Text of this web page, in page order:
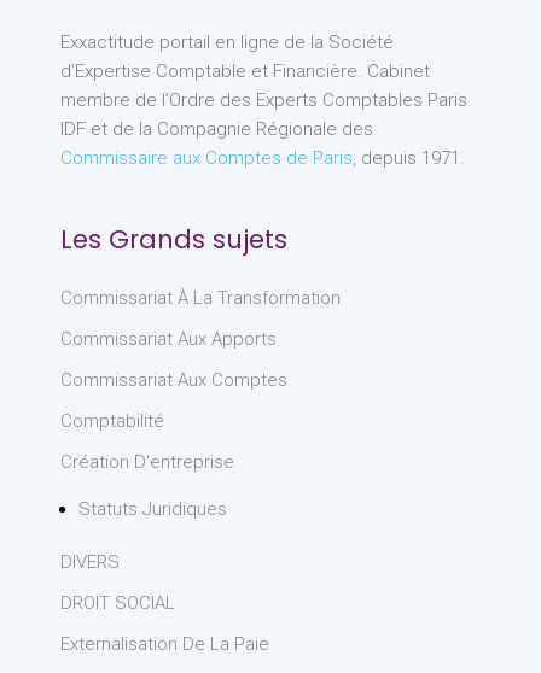
Exxactitude portail en ligne de la Société
d’Expertise Comptable et Financière. Cabinet
membre de l’Ordre des Experts Comptables Paris
IDF et de la Compagnie Régionale des
Commissaire aux Comptes de Paris, depuis 1971.
Les Grands sujets
Commissariat À La Transformation
Commissariat Aux Apports
Commissariat Aux Comptes
Comptabilité
Création D'entreprise
Statuts Juridiques
DIVERS
DROIT SOCIAL
Externalisation De La Paie